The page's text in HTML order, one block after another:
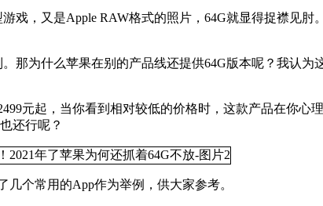
，又是Apple RAW格式的照片，64G就显得捉襟见肘
那为什么苹果在别的产品线还提供64G版本呢？我认
元起，当你看到相对较低的价格时，这款产品在你心
还行呢？
个常用的App作为举例，供大家参考。